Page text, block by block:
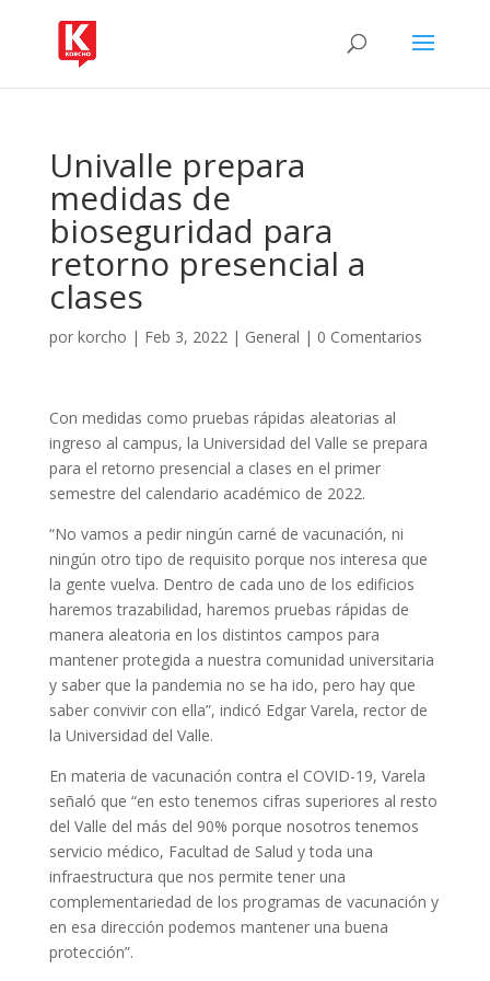
Univalle prepara
medidas de
bioseguridad para
retorno presencial a
clases
por korcho | Feb 3, 2022| General | 0 Comentarios
Con medidas como pruebas rápidas aleatorias al
ingreso al campus, la Universidad del Valle se prepara
para el retorno presencial a clases en el primer
semestre del calendario académico de 2022.
“No vamos a pedir ningún carné de vacunación, ni
ningún otro tipo de requisito porque nos interesa que
la gente vuelva. Dentro de cada uno de los edificios
haremos trazabilidad, haremos pruebas rápidas de
manera aleatoria en los distintos campos para
mantener protegida a nuestra comunidad universitaria
y saber que la pandemia no se ha ido, pero hay que
saber convivir con ella”, indicó Edgar Varela, rector de
la Universidad del Valle.
En materia de vacunación contra el COVID-19, Varela
señaló que “en esto tenemos cifras superiores al resto
del Valle del más del 90% porque nosotros tenemos
servicio médico, Facultad de Salud y toda una
infraestructura que nos permite tener una
complementariedad de los programas de vacunación y
en esa dirección podemos mantener una buena
protección”.